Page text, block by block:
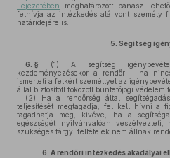
Fejezetében meghatározott panasz
felhívja az intézkedés alá vont személy
határidejére is.
5. Segítség
6. § (1) A segítség
kezdeményezésekor a rendőr – ha
ismerteti a felkért személlyel az
által biztosított fokozott büntetőjogi védelem
(2) Ha a rendőrség által
teljesítését megtagadja, fel kell hívni a
tagadhatja meg, kivéve, ha a
egészségét nyilvánvalóan veszélyezteti,
szükséges tárgyi feltételek nem állnak
6. A rendőri intézkedés akadályai